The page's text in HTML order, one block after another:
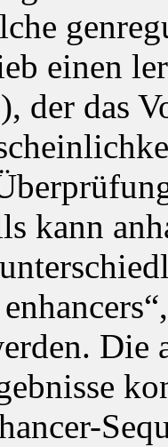
einen
der das
kann